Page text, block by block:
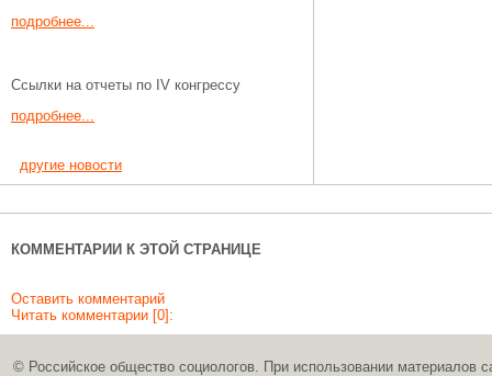
подробнее...
Ссылки на отчеты по IV конгрессу
подробнее...
другие новости
КОММЕНТАРИИ К ЭТОЙ СТРАНИЦЕ
Оставить комментарий
Читать комментарии [0]:
© Российское общество социологов. При использовании материалов